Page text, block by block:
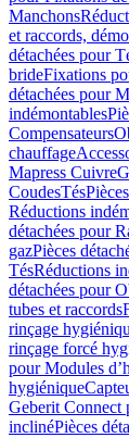
Manchons
et raccords,
détachées pour
brideFixations
détachées pour
indémontables
Compensateurs
chauffage
Mapress Cuivre
CoudesTés
Réductions
détachées pour
gazPièces
TésRéductions
détachées pour
tubes et raccords
rinçage
rinçage forcé
pour Modules
hygiénique
Geberit Connect
inclinéPièces